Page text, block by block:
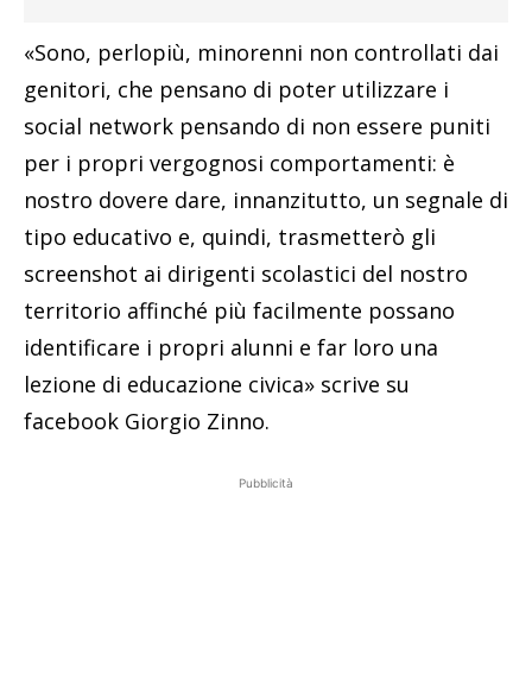
«Sono, perlopiù, minorenni non controllati dai
genitori, che pensano di poter utilizzare i
social network pensando di non essere puniti
per i propri vergognosi comportamenti: è
nostro dovere dare, innanzitutto, un segnale di
tipo educativo e, quindi, trasmetterò gli
screenshot ai dirigenti scolastici del nostro
territorio affinché più facilmente possano
identificare i propri alunni e far loro una
lezione di educazione civica» scrive su
facebook Giorgio Zinno.
Pubblicità